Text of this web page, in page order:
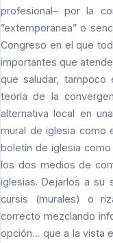
profesional– por la
”extemporánea” o
Congreso en el que
importantes que
que saludar,
teoría de la
alternativa local en
mural de iglesia como
boletín de iglesia
los dos medios de
iglesias. Dejarlos a su
cursis (murales) o
correcto mezclando
opción… que a la vista